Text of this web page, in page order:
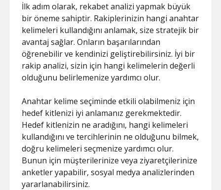
İlk adım olarak, rekabet analizi yapmak büyük
bir öneme sahiptir. Rakiplerinizin hangi anahtar
kelimeleri kullandığını anlamak, size stratejik bir
avantaj sağlar. Onların başarılarından
öğrenebilir ve kendinizi geliştirebilirsiniz. İyi bir
rakip analizi, sizin için hangi kelimelerin değerli
olduğunu belirlemenize yardımcı olur.
Anahtar kelime seçiminde etkili olabilmeniz için
hedef kitlenizi iyi anlamanız gerekmektedir.
Hedef kitlenizin ne aradığını, hangi kelimeleri
kullandığını ve tercihlerinin ne olduğunu bilmek,
doğru kelimeleri seçmenize yardımcı olur.
Bunun için müşterilerinize veya ziyaretçilerinize
anketler yapabilir, sosyal medya analizlerinden
yararlanabilirsiniz.